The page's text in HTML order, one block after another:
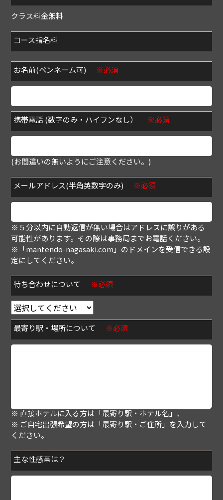
クラス料金無料
コース指名料
お名前(ペンネーム可) ※必須
携帯電話 (数字のみ・ハイフンなし） ※必須
(お間違いの無いようにご注意ください。)
メールアドレス(半角英数字のみ) ※必須
※５分以内に自動返信が無い場合はアドレスに誤りがある
可能性があります。その際は事務局までお電話ください。
※「mantendo-nagasaki.com」のドメインを受信できる設
定にしてください。
待ち合わせについて ※必須
最寄り駅・場所について ※必須
※ 直接ホテルに入る方は「最寄り駅・ホテル名」、
※ ご自宅出張希望の方は「最寄り駅・ご住所」を入力して
ください。
主な性感帯は？